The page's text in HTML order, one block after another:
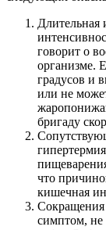
Длительная
говорит о
организме.
градусов и
или не
бригаду
что
кишечная
симптом,